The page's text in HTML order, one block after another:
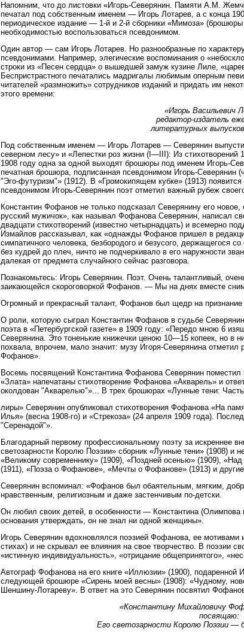
Напомним, что до листовки «Игорь-Северянин. Памяти А.М.
печатал под собственным именем — Игорь Лотарев, а с конца
периодическое издание — 1-й и 2-й сборники «Мимоза» (брошюры
необходимостью воспользоваться псевдонимом.
Один автор — сам Игорь Лотарев. Но разнообразные по
псевдонимами. Например, элегические воспоминания о
строки из «Песен сердца» о вышедшей замуж кузине Лиле,
Беспристрастного печатались мадригалы любимым оперным
читателей «размножить» сотрудников изданий и придать им
этого времени:
«Игорь Васильевич
редактор-издатель
литературных
Под собственным именем — Игорь Лотарев — Северянин
северном лесу» и «Лепестки роз жизни (I—III): Из стихотворений
1908 году одна за одной выходят брошюры под именем Игорь-
печатная брошюра, подписанная псевдонимом Игорь-Северянин
"Эго-футуризм"» (1912). В «Громокипящем кубке» (1913)
псевдонимом Игорь-Северянин поэт отметил важный рубеж
Константин Фофанов не только подсказал Северянину его
русский мужичок», как называл Фофанова Северянин, написал
двадцати стихотворений (известно четырнадцать) и всемерно
Измайлов рассказывал, как «однажды Фофанов пришел в
симпатичного человека, безбородого и безусого, держащегося
без кудрей до плеч, ничто не подчеркивало в его наружности
далекая от предмета случайного сейчас разговора.
Познакомьтесь: Игорь Северянин. Поэт. Очень талантливый,
заикающейся скороговоркой Фофанов. — Мы на днях вместе
Огромный и прекрасный талант, Фофанов был щедр на
О роли, которую сыграл Константин Фофанов в судьбе
поэта в «Петербургской газете» в 1909 году: «Передо мною 6
Северянина. Это тоненькие книжечки ценою 10—15 копеек, но в
похвала, впрочем, мало значит: музу Игоря-Северянина
Фофанов».
Восемь посвящений Константина Фофанова Северянин
«Злата» напечатаны стихотворение Фофанова «Акварель» и
околдован "Акварелью"»... В трех брошюрах «Лунные тени:
лиры» Северянин опубликовал стихотворения Фофанова «На
Илья» (весна 1908-го) и «Стрекоза» (24 апреля 1909 года).
"Серенадой"».
Благодарный первому профессиональному поэту за искреннее
светозарности Королю Поэзии» сборник «Лунные тени» (1908)
«Великому современнику» (1909), «Поздней осенью» (1909),
(1911), «Поэза о Фофанове», «Мечты о Фофанове» (1913) и
Северянин вспоминал: «Фофанов был обаятельным, мягким,
нравственным, религиозным и даже застенчивым по-детски.
Он любил своих детей, в особенности — Константина
основания утверждать, он не знал ни одной женщины».
Игорь Северянин вдохновлялся поэзией Фофанова, ее
стихах) и не скрывал ее влияния на свое творчество. В поэзии
«истинную индивидуальность», «отрицание общепринятого»,
Автограф Фофанова на его книге «Иллюзии» (1900), подаренной
следующей брошюре «Сирень моей весны» (1908): «Чудному,
Шеншину-Лотареву». В ответ на это Северянин посвятил
«Константину Михайловичу
посвящаю:
Его светозарности Королю Поэзии —